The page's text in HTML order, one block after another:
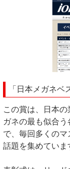
「日本メガネベ
この賞は、日本
ガネの最も似合
で、毎回多くの
話題を集めていま